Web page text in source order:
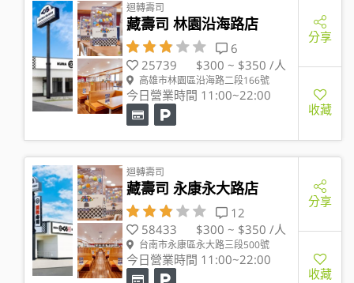
迴轉壽司
藏壽司 林園沿海路店
6
25739
$300 ~ $350 /人
高雄市林園區沿海路二段166號
今日營業時間 11:00~22:00
分享
收藏
迴轉壽司
藏壽司 永康永大路店
12
58433
$300 ~ $350 /人
台南市永康區永大路三段500號
今日營業時間 11:00~22:00
分享
收藏